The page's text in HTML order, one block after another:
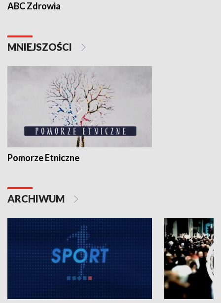
ABC Zdrowia
MNIEJSZOŚCI
Pomorze Etniczne
ARCHIWUM